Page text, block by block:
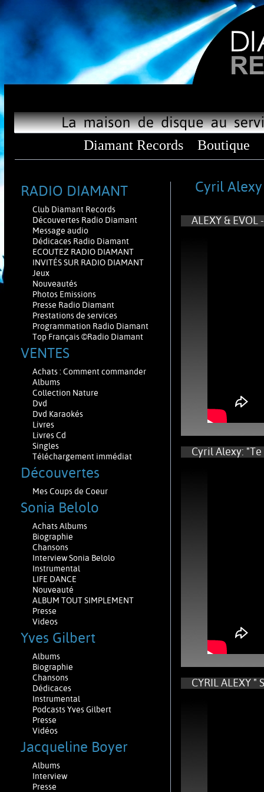
Diamant Records Boutique
RADIO DIAMANT
Club Diamant Records
Découvertes Radio Diamant
Message audio
Dédicaces Radio Diamant
ECOUTEZ RADIO DIAMANT
INVITÉS SUR RADIO DIAMANT
Jeux
Nouveautés
Photos Emissions
Presse Radio Diamant
Prestations de services
Programmation Radio Diamant
Top Français ©Radio Diamant
VENTES
Achats : Comment commander
Albums
Collection Nature
Dvd
Dvd Karaokés
Livres
Livres Cd
Singles
Téléchargement immédiat
Découvertes
Mes Coups de Coeur
Sonia Belolo
Achats Albums
Biographie
Chansons
Interview Sonia Belolo
Instrumental
LIFE DANCE
Nouveauté
ALBUM TOUT SIMPLEMENT
Presse
Videos
Yves Gilbert
Albums
Biographie
Chansons
Dédicaces
Instrumental
Podcasts Yves Gilbert
Presse
Vidéos
Jacqueline Boyer
Albums
Interview
Presse
Cyril Alexy
ALEXY & EVOL
Cyril Alexy:
CYRIL ALEXY "